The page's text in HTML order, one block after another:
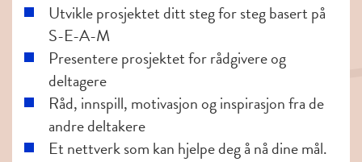
Utvikle prosjektet ditt steg for steg basert på
S-E-A-M
Presentere prosjektet for rådgivere og
deltagere
Råd, innspill, motivasjon og inspirasjon fra de
andre deltakere
Et nettverk som kan hjelpe deg å nå dine mål.